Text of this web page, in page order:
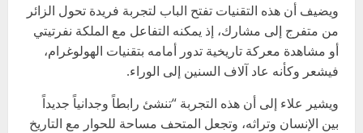
ويضيف أن هذه التقنيات تفتح الباب لتجربة فريدة تحول الزائر
من متفرج إلى مشارك، إذ يمكنه التفاعل مع الملكة نفرتيتي
أو مشاهدة معركة تاريخية تدور أمامه بتقنيات الهولوغرام،
فيشعر وكأنه عاد آلاف السنين إلى الوراء.
ويشير علاء إلى أن هذه التجربة “تنشئ رابطاً وجدانياً جديداً
بين الإنسان وتراثه، وتجعل المتحف مساحة للحوار مع التاريخ